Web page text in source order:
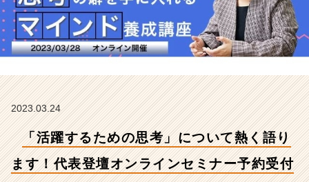
イ
ン
セ
ミ
ー
付
中
【株
2023.03.24
「活躍するための思考」について熱く語り
ます！代表登壇オンラインセミナー予約受付